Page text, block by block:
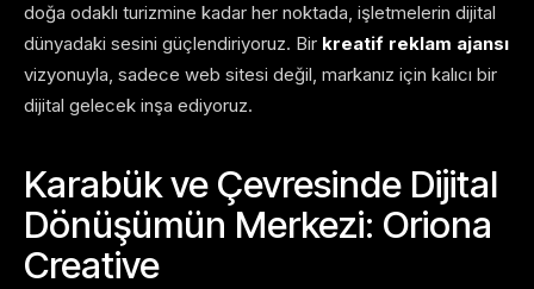
doğa odaklı turizmine kadar her noktada, işletmelerin dijital
dünyadaki sesini güçlendiriyoruz. Bir kreatif reklam ajansı
vizyonuyla, sadece web sitesi değil, markanız için kalıcı bir
dijital gelecek inşa ediyoruz.
Karabük ve Çevresinde Dijital
Dönüşümün Merkezi: Oriona
Creative